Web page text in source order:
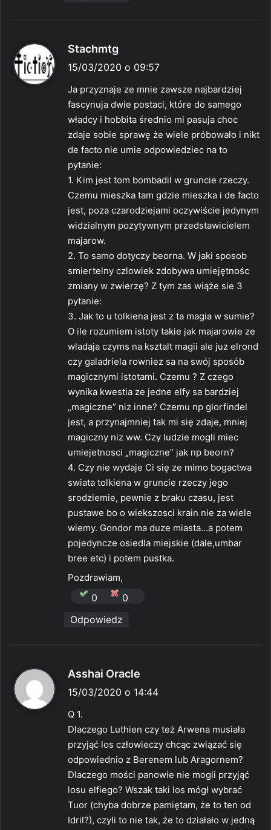
Stachmtg
i
e
:
15/03/2020 o 09:57
Ja przyznaje ze mnie zawsze najbardziej
fascynuja dwie postaci, które do samego
władcy i hobbita średnio mi pasuja choc
zdaje sobie sprawę że wiele próbowało i nikt
de facto nie umie odpowiedziec na to
pytanie:
1. Kim jest tom bombadil w gruncie rzeczy.
Czemu mieszka tam gdzie mieszka i de facto
jest, poza czarodziejami oczywiście jedynym
widzialnym pozytywnym przedstawicielem
majarow.
2. To samo dotyczy beorna. W jaki sposob
smiertelny czlowiek zdobywa umiejętnośc
zmiany w zwierzę? Z tym zas wiąże sie 3
pytanie:
3. Jak to u tolkiena jest z ta magia w sumie?
O ile rozumiem istoty takie jak majarowie ze
wladaja czyms na ksztalt magii ale juz elrond
czy galadriela rowniez sa na swój sposób
magicznymi istotami. Czemu ? Z czego
wynika kwestia ze jedne elfy sa bardziej
„magiczne” niz inne? Czemu np glorfindel
jest, a przynajmniej tak mi się zdaje, mniej
magiczny niz ww. Czy ludzie mogli miec
umiejetnosci „magiczne” jak np beorn?
4. Czy nie wydaje Ci się ze mimo bogactwa
swiata tolkiena w gruncie rzeczy jego
srodziemie, pewnie z braku czasu, jest
pustawe bo o wiekszosci krain nie za wiele
wiemy. Gondor ma duze miasta…a potem
pojedyncze osiedla miejskie (dale,umbar
bree etc) i potem pustka.
Pozdrawiam,
0
0
Odpowiedz
Asshai Oracle
i
e
:
15/03/2020 o 14:44
Q 1.
Dlaczego Luthien czy też Arwena musiała
przyjąć los człowieczy chcąc związać się
odpowiednio z Berenem lub Aragornem?
Dlaczego mości panowie nie mogli przyjąć
losu elfiego? Wszak taki los mógł wybrać
Tuor (chyba dobrze pamiętam, że to ten od
Idril?), czyli to nie tak, że to działało w jedną